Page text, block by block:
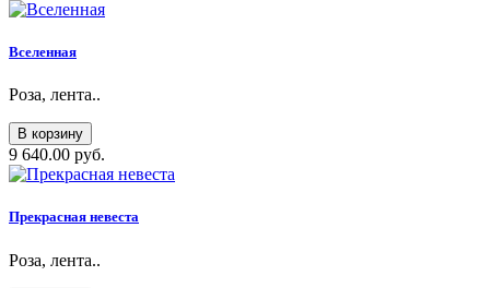
Вселенная
Роза, лента..
В корзину
9 640.00 руб.
Прекрасная невеста
Роза, лента..